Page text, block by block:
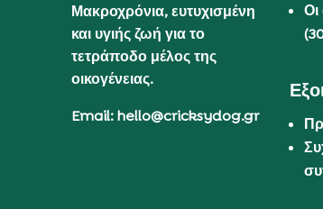
Μακροχρόνια, ευτυχισμένη
και υγιής ζωή για το
τετράποδο μέλος της
οικογένειας.
Email: hello@cricksydog.gr
Οι